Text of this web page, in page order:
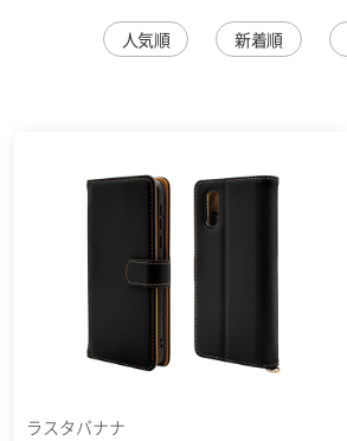
人気順 新着順
ラスタバナナ